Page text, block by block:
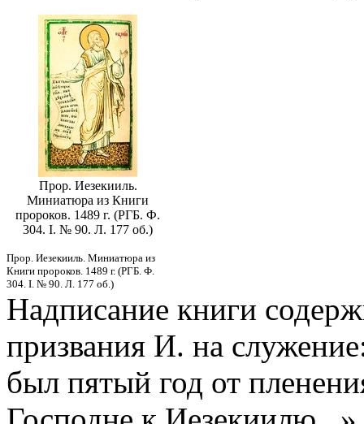
Прор. Иезекииль.
Миниатюра из Книги
пророков. 1489 г. (РГБ. Ф.
304. I. № 90. Л. 177 об.)
Прор. Иезекииль. Миниатюра из
Книги пророков. 1489 г. (РГБ. Ф.
304. I. № 90. Л. 177 об.)
Надписание книги
призвания И. на
был пятый год от